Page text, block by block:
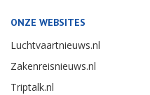
ONZE WEBSITES
Luchtvaartnieuws.nl
Zakenreisnieuws.nl
Triptalk.nl